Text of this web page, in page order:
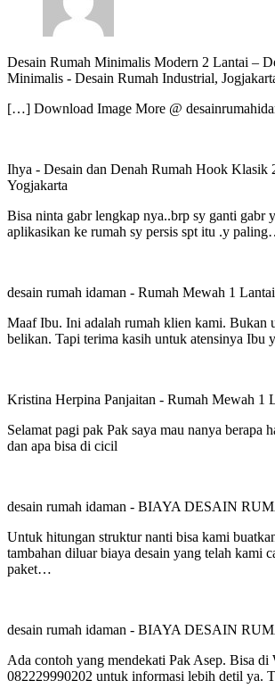
Desain Rumah Minimalis Modern 2 Lantai –
Minimalis - Desain Rumah Industrial,
[…] Download Image More @
Ihya - Desain dan Denah Rumah Hook Klasik
Yogjakarta
Bisa ninta gabr lengkap nya..brp sy ganti gabr
aplikasikan ke rumah sy persis spt itu .y
desain rumah idaman - Rumah Mewah 1
Maaf Ibu. Ini adalah rumah klien kami. Bukan
belikan. Tapi terima kasih untuk atensinya Ibu
Kristina Herpina Panjaitan - Rumah Mewah 1
Selamat pagi pak Pak saya mau nanya berapa
dan apa bisa di cicil
desain rumah idaman - BIAYA DESAIN
Untuk hitungan struktur nanti bisa kami
tambahan diluar biaya desain yang telah kami
paket…
desain rumah idaman - BIAYA DESAIN
Ada contoh yang mendekati Pak Asep. Bisa di
082229990202 untuk informasi lebih detil ya.